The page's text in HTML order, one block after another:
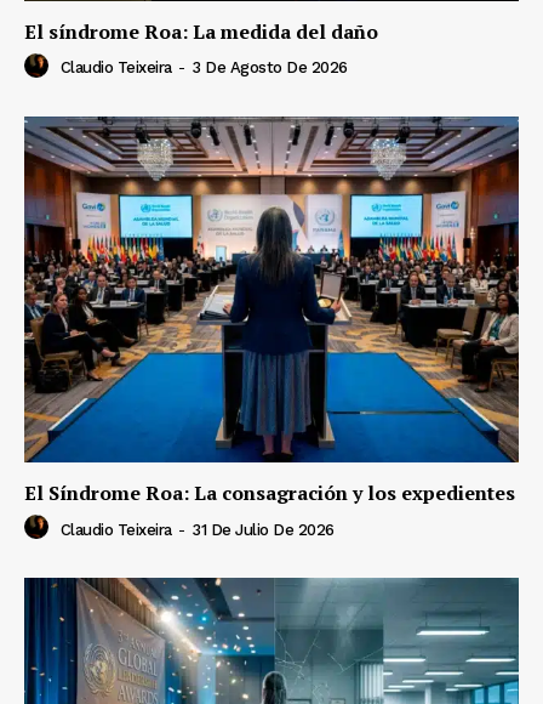
El síndrome Roa: La medida del daño
Claudio Teixeira - 3 De Agosto De 2026
El Síndrome Roa: La consagración y los expedientes
Claudio Teixeira - 31 De Julio De 2026